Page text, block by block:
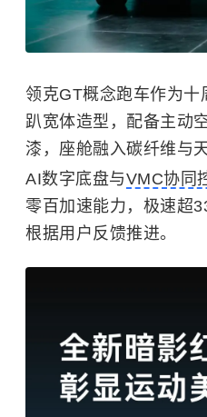
领克GT概念跑车作为十
趴宽体造型，配备主动
漆，座舱融入碳纤维与
AI数字底盘与VMC协同
零百加速能力，极速超
根据用户反馈推进。